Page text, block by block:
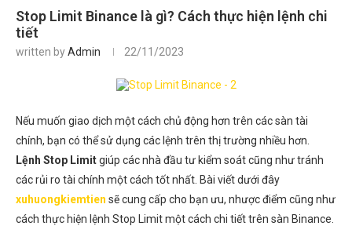
Stop Limit Binance là gì? Cách thực hiện lệnh chi
tiết
written byAdmin 22/11/2023
Nếu muốn giao dịch một cách chủ động hơn trên các sàn tài
chính, bạn có thể sử dụng các lệnh trên thị trường nhiều hơn.
Lệnh Stop Limitgiúp các nhà đầu tư kiểm soát cũng như tránh
các rủi ro tài chính một cách tốt nhất. Bài viết dưới đây
xuhuongkiemtien sẽ cung cấp cho bạn ưu, nhược điểm cũng như
cách thực hiện lệnh Stop Limit một cách chi tiết trên sàn Binance.